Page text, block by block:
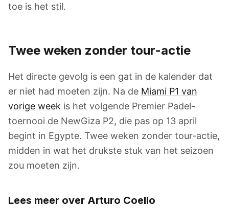
toe is het stil.
Twee weken zonder tour-actie
Het directe gevolg is een gat in de kalender dat
er niet had moeten zijn. Na de Miami P1 van
vorige week is het volgende Premier Padel-
toernooi de NewGiza P2, die pas op 13 april
begint in Egypte. Twee weken zonder tour-actie,
midden in wat het drukste stuk van het seizoen
zou moeten zijn.
Lees meer over Arturo Coello